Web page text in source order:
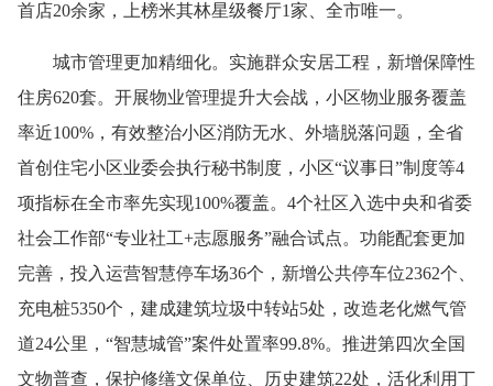
首店20余家，上榜米其林星级餐厅1家、全市唯一。
城市管理更加精细化。实施群众安居工程，新增保障性
住房620套。开展物业管理提升大会战，小区物业服务覆盖
率近100%，有效整治小区消防无水、外墙脱落问题，全省
首创住宅小区业委会执行秘书制度，小区“议事日”制度等4
项指标在全市率先实现100%覆盖。4个社区入选中央和省委
社会工作部“专业社工+志愿服务”融合试点。功能配套更加
完善，投入运营智慧停车场36个，新增公共停车位2362个、
充电桩5350个，建成建筑垃圾中转站5处，改造老化燃气管
道24公里，“智慧城管”案件处置率99.8%。推进第四次全国
文物普查，保护修缮文保单位、历史建筑22处，活化利用丁